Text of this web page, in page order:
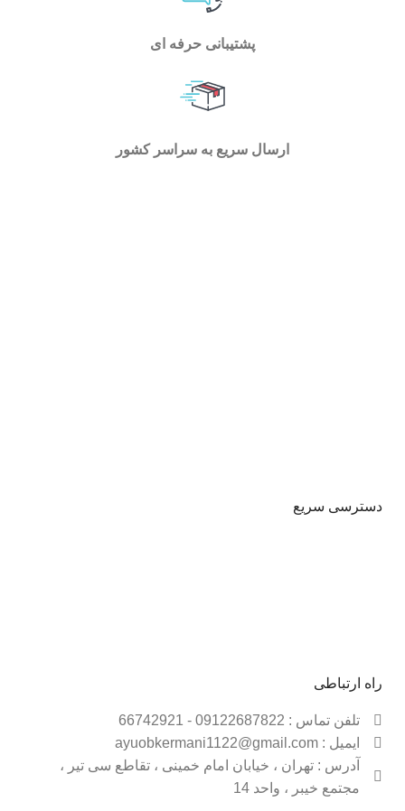
پشتیبانی حرفه ای
ارسال سریع به سراسر کشور
دسترسی سریع
راه ارتباطی
تلفن تماس : 09122687822 - 66742921
ایمیل : ayuobkermani1122@gmail.com
آدرس : تهران ، خیابان امام خمینی ، تقاطع سی تیر ،
مجتمع خیبر ، واحد 14